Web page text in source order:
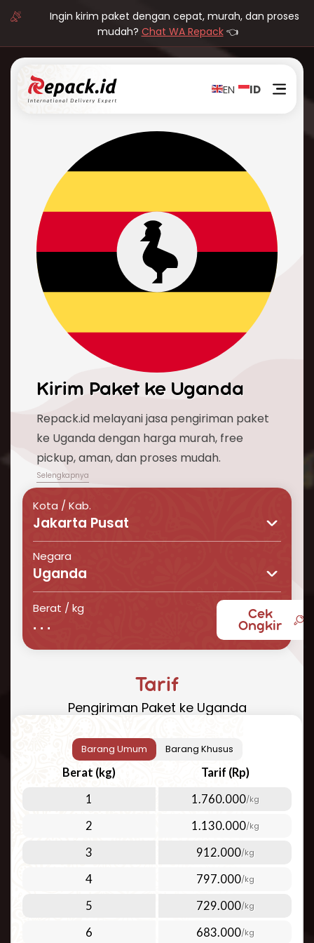
Ingin kirim paket dengan cepat, murah, dan proses
mudah? Chat WA Repack👈
EN ID
Kirim Paket ke Uganda
Repack.id melayani jasa pengiriman paket
ke Uganda dengan harga murah, free
pickup, aman, dan proses mudah.
Butuh layanan pengiriman barang ke Uganda
yang cepat, aman, dan terjangkau? Repack.id
pengiriman paket ke Uganda Anda. Dengan
pengalaman bertahun-tahun dalam industri
logistik internasional, kami menawarkan
diandalkan ke Uganda dan 200+ negara
lainnya di seluruh dunia.
Cara Kirim Paket ke Uganda yang
Mudah dan Efisien
Kirim paket ke Uganda
kini menjadi lebih
mudah dengan layanan Repack.id. Kami fokus
tinggi untuk memenuhi berbagai kebutuhan
pelanggan. Pengiriman udara menjadi pilihan
ideal untuk:
Kota / Kab.
Jakarta Pusat
Negara
Uganda
Berat / kg
Cek
Ongkir
Tarif
Pengiriman Paket ke Uganda
Barang Umum Barang Khusus
Berat (kg)
Tarif (Rp)
1
1.760.000/kg
2 1.130.000/kg
3 912.000/kg
4 797.000/kg
5 729.000/kg
6 683.000/kg